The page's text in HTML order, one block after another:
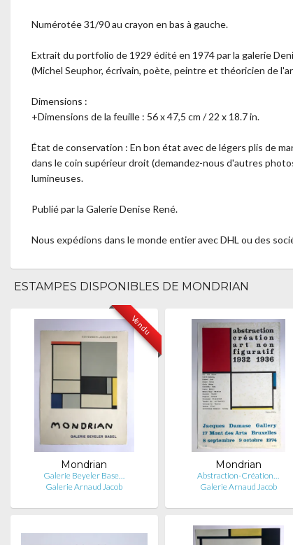
Numérotée 31/90 au crayon en bas à gauche.
Extrait du portfolio de 1929 édité en 1974 par la galerie
(Michel Seuphor, écrivain, poète, peintre et théoricien de
Dimensions :
+Dimensions de la feuille : 56 x 47,5 cm / 22 x 18.7 in.
État de conservation : En bon état avec de légers plis de
dans le coin supérieur droit (demandez-nous d'autres
lumineuses.
Publié par la Galerie Denise René.
Nous expédions dans le monde entier avec DHL ou des
ESTAMPES DISPONIBLES DE MONDRIAN
Vendu
Mondrian
Galerie Beyeler Base…
Galerie Arnaud Jacob
Mondrian
Abstraction-Création…
Galerie Arnaud Jacob